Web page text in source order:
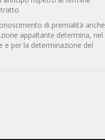
di premialità anche
appaltante determina, nel
e per la determinazione del